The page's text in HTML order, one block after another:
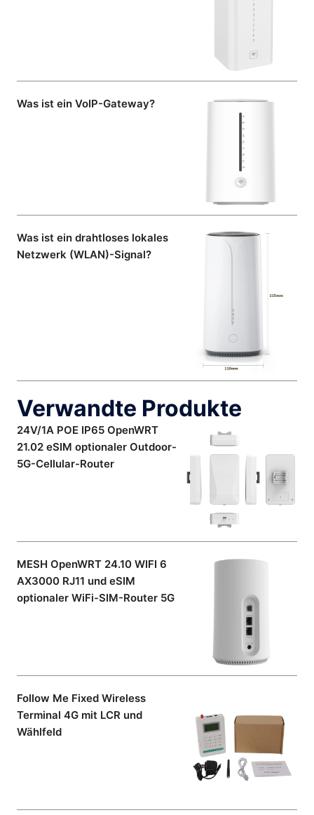
Was ist ein VoIP-Gateway?
Was ist ein drahtloses lokales
Netzwerk (WLAN)-Signal?
Verwandte Produkte
24V/1A POE IP65 OpenWRT
21.02 eSIM optionaler Outdoor-
5G-Cellular-Router
MESH OpenWRT 24.10 WIFI 6
AX3000 RJ11 und eSIM
optionaler WiFi-SIM-Router 5G
Follow Me Fixed Wireless
Terminal 4G mit LCR und
Wählfeld